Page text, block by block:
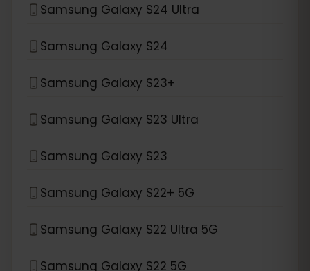
Samsung Galaxy S24 Ultra
Samsung Galaxy S24
Samsung Galaxy S23+
Samsung Galaxy S23 Ultra
Samsung Galaxy S23
Samsung Galaxy S22+ 5G
Samsung Galaxy S22 Ultra 5G
Samsung Galaxy S22 5G